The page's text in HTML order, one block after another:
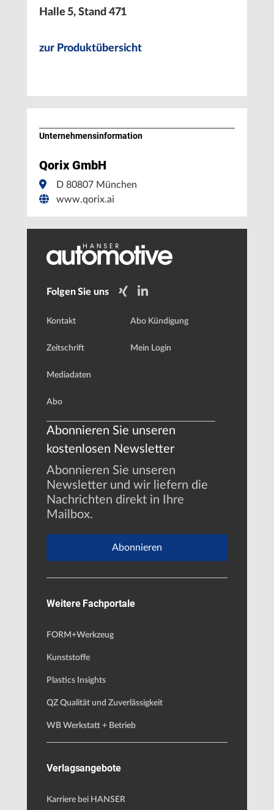
Halle 5, Stand 471
zur Produktübersicht
Unternehmens­information
Qorix GmbH
D 80807 München
www.qorix.ai
Folgen Sie uns
Kontakt
Zeitschrift
Mediadaten
Abo
Abo Kündigung
Mein Login
Abonnieren Sie unseren
kostenlosen Newsletter
Abonnieren Sie unseren
Newsletter und wir liefern die
Nachrichten direkt in Ihre
Mailbox.
Abonnieren
Weitere Fachportale
FORM+Werkzeug
Kunststoffe
Plastics Insights
QZ Qualität und Zuverlässigkeit
WB Werkstatt + Betrieb
Verlagsangebote
Karriere bei HANSER